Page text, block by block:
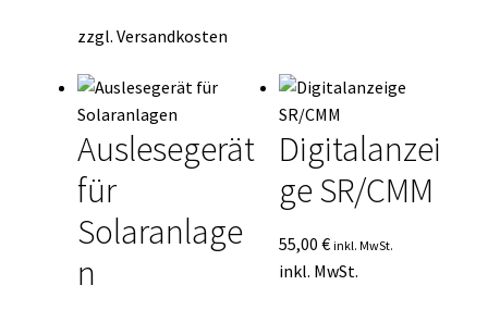
zzgl. Versandkosten
Auslesegerät
für
Solaranlage
n
Digitalanzei
ge SR/CMM
55,00€ inkl. MwSt.
inkl. MwSt.